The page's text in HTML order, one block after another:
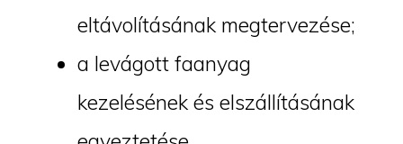
eltávolításának megtervezése;
a levágott faanyag
kezelésének és elszállításának